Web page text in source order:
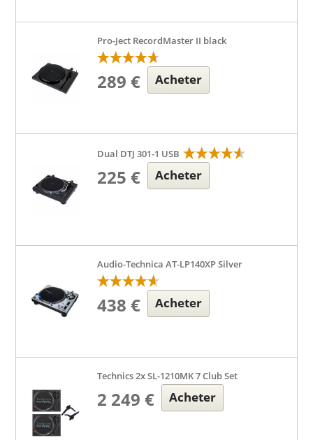
Pro-Ject RecordMaster II black
289 € Acheter
Dual DTJ 301-1 USB
225 € Acheter
Audio-Technica AT-LP140XP Silver
438 € Acheter
Technics 2x SL-1210MK 7 Club Set
2 249 € Acheter